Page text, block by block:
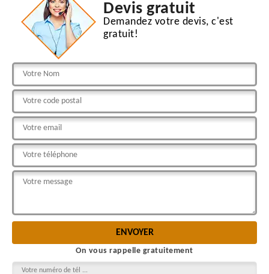
Devis gratuit
Demandez votre devis, c'est
gratuit!
On vous rappelle gratuitement